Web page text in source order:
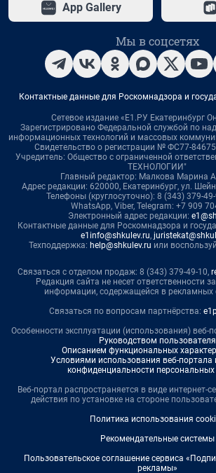
App Gallery
Мы в соцсетях
Контактные данные для Роскомнадзора и
Сетевое издание «Е1.РУ Екатеринбург
Зарегистрировано Федеральной службой по
информационных технологий и массовых
Свидетельство о регистрации № ФС77-
Учредитель: Общество с ограниченной
ТЕХНОЛОГИИ"
Главный редактор: Малкова Марина
Адрес редакции: 620000, Екатеринбург, ул.
Телефоны (круглосуточно): 8 (343) 379-
WhatsApp, Viber, Telegram: +7 909
Электронный адрес редакции:
Контактные данные для Роскомнадзора и
e1info@shkulev.ru,
Техподдержка: help@shkulev.ru или
Связаться с отделом продаж: 8 (343) 379-49-10,
Редакция сайта не несет ответственности
информации, содержащейся в рекламных
Связаться по вопросам партнёрства:
Особенности эксплуатации (использования) веб-
Руководством пользователя
Описанием функциональных
Условиями использования веб-портала
конфиденциальности
Веб-портал распространяется в виде интернет-
действия по установке на стороне
Политика использования
Рекомендательные системы
Пользовательское соглашение сервиса
рекламы»